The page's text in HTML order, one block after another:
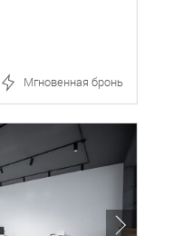
Мгновенная бронь